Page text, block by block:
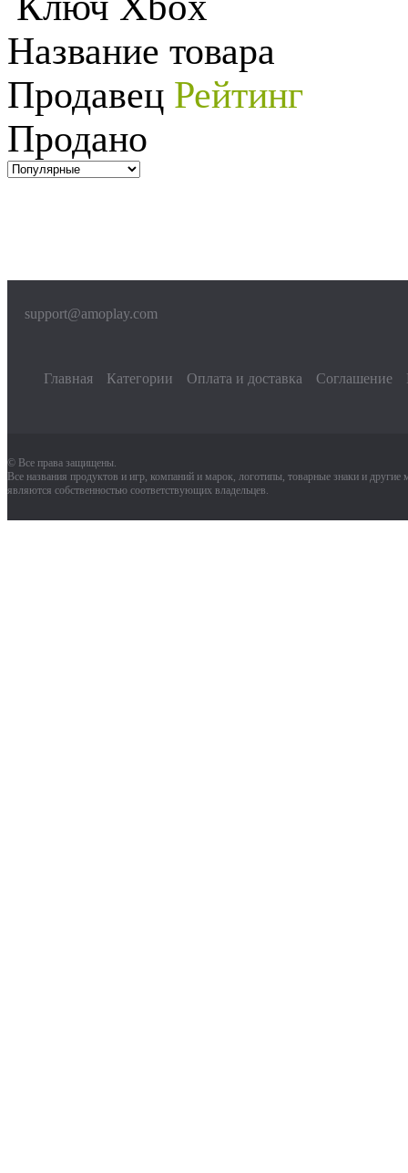
Название товара
Продавец Рейтинг
Продано
support@amoplay.com
Главная Категории Оплата и доставка Соглашение
© Все права защищены.
Все названия продуктов и игр, компаний и марок, логотипы, товарные знаки и другие
являются собственностью соответствующих владельцев.